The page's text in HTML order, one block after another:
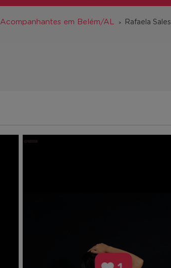
Acompanhantes em Belém/AL Rafaela Sales